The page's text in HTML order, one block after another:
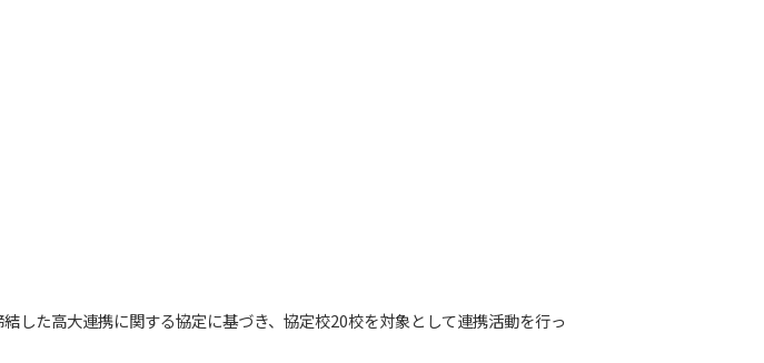
した高大連携に関する協定に基づき、協定校20校を対象として連携活動を行っ